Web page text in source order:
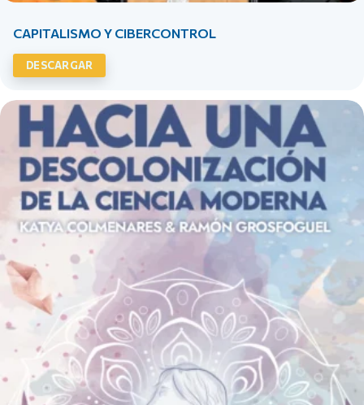
CAPITALISMO Y CIBERCONTROL
DESCARGAR